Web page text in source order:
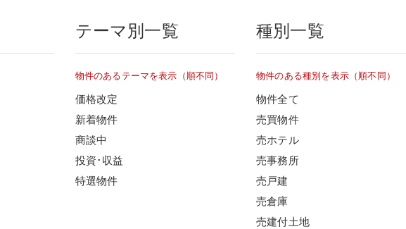
テーマ別一覧
物件のあるテーマを表示（順不同）
価格改定
新着物件
商談中
投資･収益
特選物件
種別一覧
物件のある種別を表示（順不同）
物件全て
売買物件
売ホテル
売事務所
売戸建
売倉庫
売建付土地